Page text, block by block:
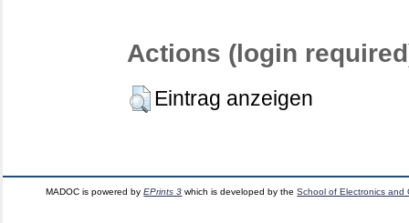
Actions (login
Eintrag anzeigen
MADOC is powered byEPrints 3 which is developed by theSchool of Electronics and